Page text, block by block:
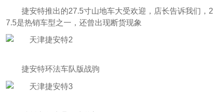
捷安特推出的27.5寸山地车大受欢迎，店长告诉我们，2
7.5是热销车型之一，还曾出现断货现象
捷安特环法车队版战驹